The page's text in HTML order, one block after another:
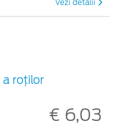
Vezi detalii
a roților
€ 6,03